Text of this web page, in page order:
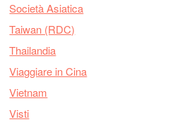
Società Asiatica
Taiwan (RDC)
Thailandia
Viaggiare in Cina
Vietnam
Visti